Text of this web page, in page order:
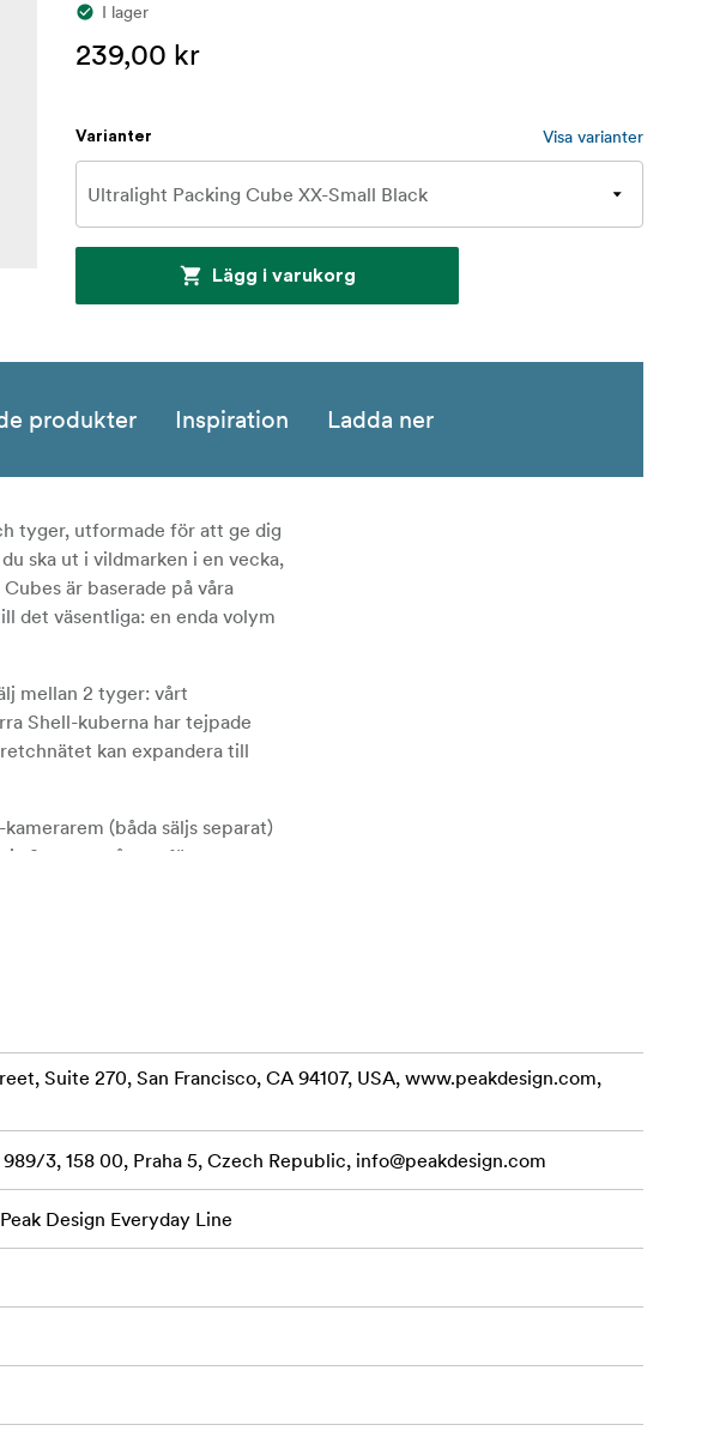
I lager
239,00 kr
Varianter Visa varianter
Lägg i varukorg
produkter Inspiration Ladda ner
tyger, utformade för att ge dig
ska ut i vildmarken i en vecka,
är baserade på våra
det väsentliga: en enda volym
mellan 2 tyger: vårt
Shell-kuberna har tejpade
kan expandera till
(båda säljs separat)
2 genomgångar för externa
torrt
nötningsbeständig
kläder eller utrustning
Suite 270, San Francisco, CA 94107, USA, www.peakdesign.com,
3, 158 00, Praha 5, Czech Republic, info@peakdesign.com
Design Everyday Line